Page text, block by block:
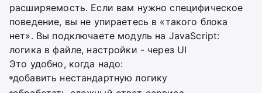
расширяемость. Если вам нужно специфическое
поведение, вы не упираетесь в «такого блока
нет». Вы подключаете модуль на JavaScript:
логика в файле, настройки - через UI
Это удобно, когда надо:
добавить нестандартную логику